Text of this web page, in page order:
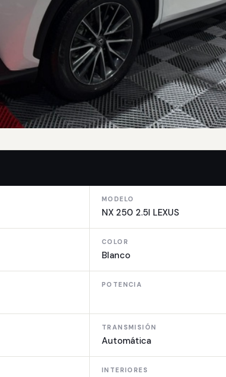
MODELO
NX 250 2.5l LEXUS
COLOR
Blanco
POTENCIA
TRANSMISIÓN
Automática
INTERIORES